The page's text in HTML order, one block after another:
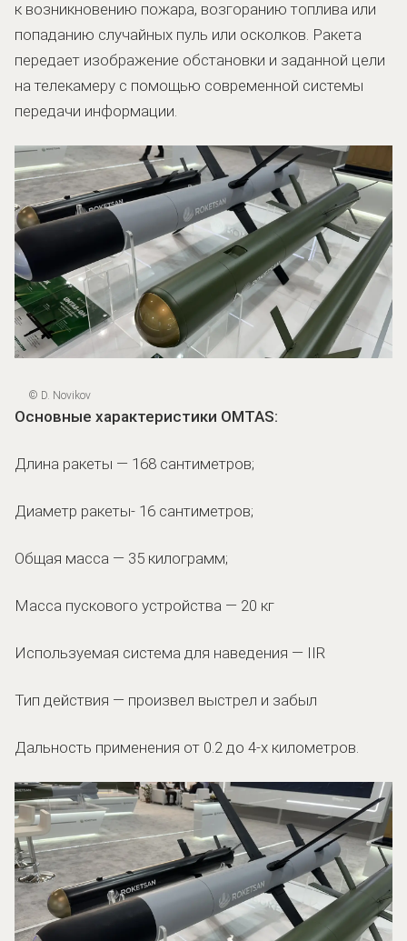
к возникновению пожара, возгоранию топлива или
попаданию случайных пуль или осколков. Ракета
передает изображение обстановки и заданной цели
на телекамеру с помощью современной системы
передачи информации.
© D. Novikov
Основные характеристики OMTAS:
Длина ракеты — 168 сантиметров;
Диаметр ракеты- 16 сантиметров;
Общая масса — 35 килограмм;
Масса пускового устройства — 20 кг
Используемая система для наведения — IIR
Тип действия — произвел выстрел и забыл
Дальность применения от 0.2 до 4-х километров.